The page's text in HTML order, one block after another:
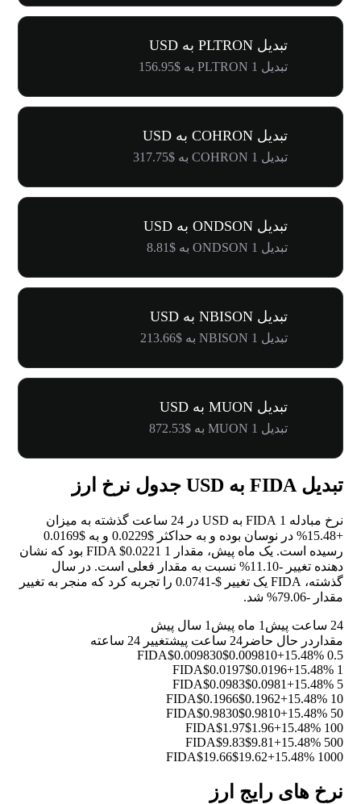
تبدیل PLTRON به USD
تبدیل 1 PLTRON به $156.95
تبدیل COHRON به USD
تبدیل 1 COHRON به $317.75
تبدیل ONDSON به USD
تبدیل 1 ONDSON به $8.81
تبدیل NBISON به USD
تبدیل 1 NBISON به $213.66
تبدیل MUON به USD
تبدیل 1 MUON به $872.53
تبدیل FIDA به USD جدول نرخ ارز
نرخ مبادله 1 FIDA به USD در 24 ساعت گذشته به میزان
+15.48%
در نوسان بوده و به حداکثر $0.0229 و به $0.0169
رسیده است. یک ماه پیش، مقدار 1 FIDA $0.0221 بود که نشان
دهنده تغییر -11.10%
نسبت به مقدار فعلی است. در سال
گذشته، FIDA یک تغییر $-0.0741 را تجربه کرد که منجر به تغییر
مقدار -79.06% شد.
24 ساعت پیش 1 ماه پیش
1 سال پیش
مقدار در حال حاضر 24 ساعت پیش
تغییر 24 ساعته
0.5 FIDA
$0.009830$0.009810+15.48%
1 FIDA
$0.0197$0.0196+15.48%
5 FIDA
$0.0983$0.0981+15.48%
10 FIDA
$0.1966$0.1962+15.48%
50 FIDA
$0.9830$0.9810+15.48%
100 FIDA
$1.97$1.96+15.48%
500 FIDA
$9.83$9.81+15.48%
1000 FIDA
$19.66$19.62+15.48%
نرخ های رایج ارز